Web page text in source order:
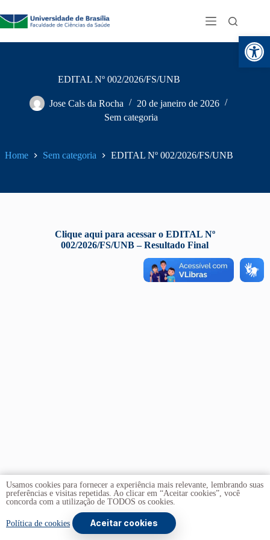
EDITAL Nº 002/2026/FS/UNB
Jose Cals da Rocha
20 de janeiro de 2026
Sem categoria
Home Sem categoria EDITAL Nº 002/2026/FS/UNB
Clique aqui para acessar o EDITAL Nº
002/2026/FS/UNB – Resultado Final
Copyright © 2026 - Universidade de Brasília
. Todos os
Usamos cookies para fornecer a experiência mais relevante, lembrando suas
preferências e visitas repetidas. Ao clicar em “Aceitar cookies”, você
concorda com a utilização de TODOS os cookies.
Política de cookies Aceitar cookies